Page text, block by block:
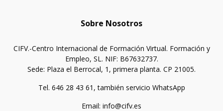
Sobre Nosotros
CIFV.-Centro Internacional de Formación Virtual. Formación y
Empleo, SL. NIF: B67632737.
Sede: Plaza el Berrocal, 1, primera planta. CP 21005.
Tel. 646 28 43 61, también servicio WhatsApp
Email: info@cifv.es